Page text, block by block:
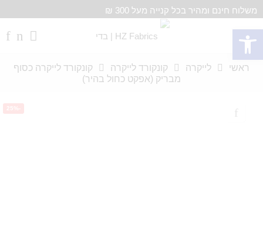
פתח סרגל נגישות
משלוח חינם ומהיר בכל קנייה מעל 300 ₪
ראשי לייקרה קונקורד לייקרה
קונקורד לייקרה כסוף
מבריק (אפקט כחול בהיר)
-25%